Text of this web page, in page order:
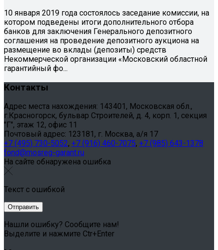
10 января 2019 года состоялось заседание комиссии, на
котором подведены итоги дополнительного отбора
банков для заключения Генерального депозитного
соглашения на проведение депозитного аукциона на
размещение во вклады (депозиты) средств
Некоммерческой организации «Московский областной
гарантийный фо...
Контакты
Адрес места нахождения: 143401, Московская обл.,
г.Красногорск, бульвар Строителей, д. 4, корп. 1, секция
"Г", этаж 12, офис 11
Почтовый адрес: 123181, г. Москва, а/я 17
+7 (495) 730-5052, +7 (916) 460-7075, +7 (985) 643-1378
fond@mosreg-garant.ru
На сайте обнаружена ошибка
Текст с ошибкой
Нашли ошибку? Сообщите нам!
Выделите и нажмите Ctr+Enter